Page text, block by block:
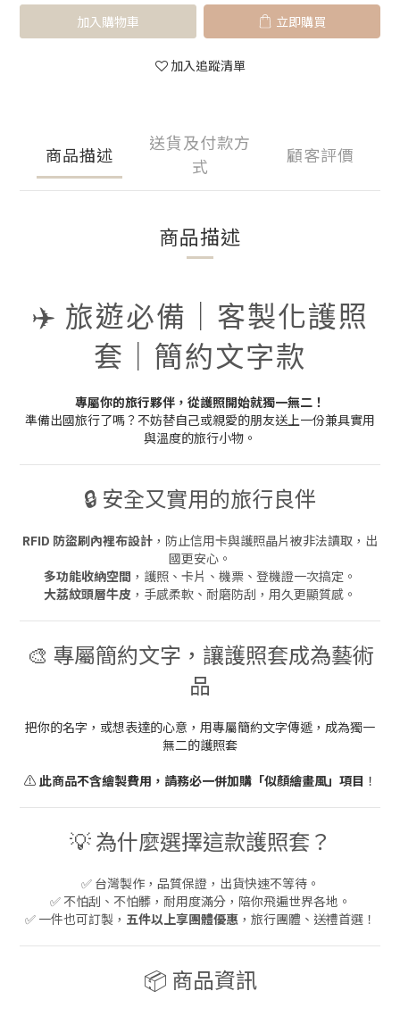
加入購物車 立即購買
加入追蹤清單
商品描述
送貨及付款方
式
顧客評價
商品描述
✈️ 旅遊必備｜客製化護照
套｜簡約文字款
專屬你的旅行夥伴，從護照開始就獨一無二！
準備出國旅行了嗎？不妨替自己或親愛的朋友送上一份兼具實用
與溫度的旅行小物。
🔒 安全又實用的旅行良伴
RFID 防盜刷內裡布設計 ，防止信用卡與護照晶片被非法讀取，出
國更安心。
多功能收納空間 ，護照、卡片、機票、登機證一次搞定。
大荔紋頭層牛皮 ，手感柔軟、耐磨防刮，用久更顯質感。
🎨 專屬簡約文字，讓護照套成為藝術
品
把你的名字，或想表達的心意，用專屬簡約文字傳遞，成為獨一
無二的護照套
⚠️ 此商品不含繪製費用，請務必一併加購「似顏繪畫風」項目 ！
💡 為什麼選擇這款護照套？
✅ 台灣製作，品質保證，出貨快速不等待。
✅ 不怕刮、不怕髒，耐用度滿分，陪你飛遍世界各地。
✅ 一件也可訂製， 五件以上享團體優惠，旅行團體、送禮首選！
📦 商品資訊